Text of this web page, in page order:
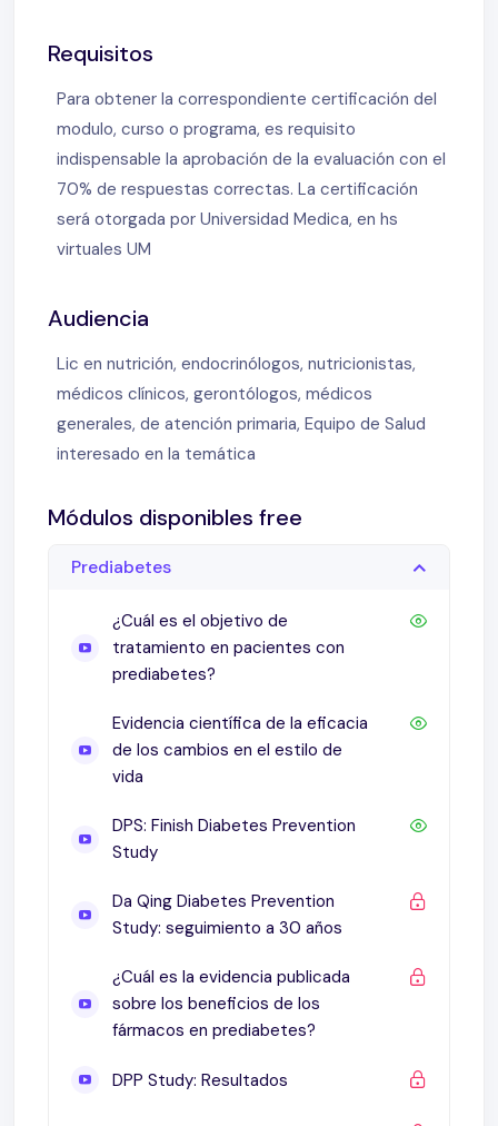
Requisitos
Para obtener la correspondiente certificación del
modulo, curso o programa, es requisito
indispensable la aprobación de la evaluación con el
70% de respuestas correctas. La certificación
será otorgada por Universidad Medica, en hs
virtuales UM
Audiencia
Lic en nutrición, endocrinólogos, nutricionistas,
médicos clínicos, gerontólogos, médicos
generales, de atención primaria, Equipo de Salud
interesado en la temática
Módulos disponibles free
Prediabetes
¿Cuál es el objetivo de
tratamiento en pacientes con
prediabetes?
Evidencia científica de la eficacia
de los cambios en el estilo de
vida
DPS: Finish Diabetes Prevention
Study
Da Qing Diabetes Prevention
Study: seguimiento a 30 años
¿Cuál es la evidencia publicada
sobre los beneficios de los
fármacos en prediabetes?
DPP Study: Resultados